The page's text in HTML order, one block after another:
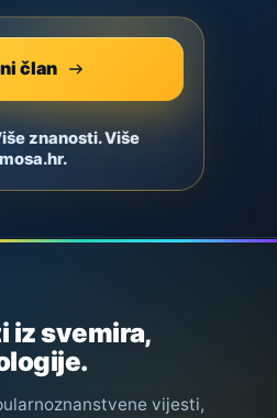
član
znanosti. Više
iz svemira,
vijesti,